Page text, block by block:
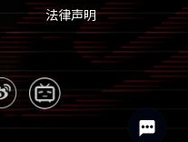
法律声明